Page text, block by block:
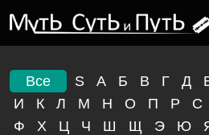
Все S А Б В Г Д
И
К Л М Н О П Р С
Ф
Х Ц Ч Ш Щ Э Ю